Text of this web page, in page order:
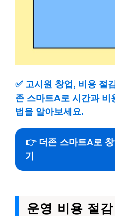
✅ 고시원 창업, 비용 절
존 스마트A로 시간과 비
법을 알아보세요.
👉 더존 스마트A로
기
운영 비용 절